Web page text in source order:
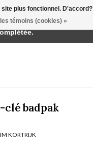
clé badpak
KORTRIJK
plus fonctionnel. D'accord?
témoins (cookies) »
commande passée